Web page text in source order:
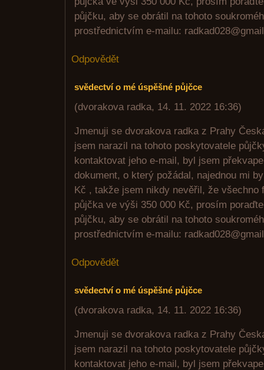
půjčku, aby se obrátil na tohoto
prostřednictvím e-mailu:
Odpovědět
svědectví o mé úspěšné půjčce
(dvorakova radka, 14. 11. 2022 16:36)
Jmenuji se dvorakova radka z Prahy
jsem narazil na tohoto poskytovatele
kontaktovat jeho e-mail, byl jsem
dokument, o který požádal, najednou mi
Kč , takže jsem nikdy nevěřil, že všechno
půjčka ve výši 350 000 Kč, prosím
půjčku, aby se obrátil na tohoto
prostřednictvím e-mailu:
Odpovědět
svědectví o mé úspěšné půjčce
(dvorakova radka, 14. 11. 2022 16:36)
Jmenuji se dvorakova radka z Prahy
jsem narazil na tohoto poskytovatele
kontaktovat jeho e-mail, byl jsem